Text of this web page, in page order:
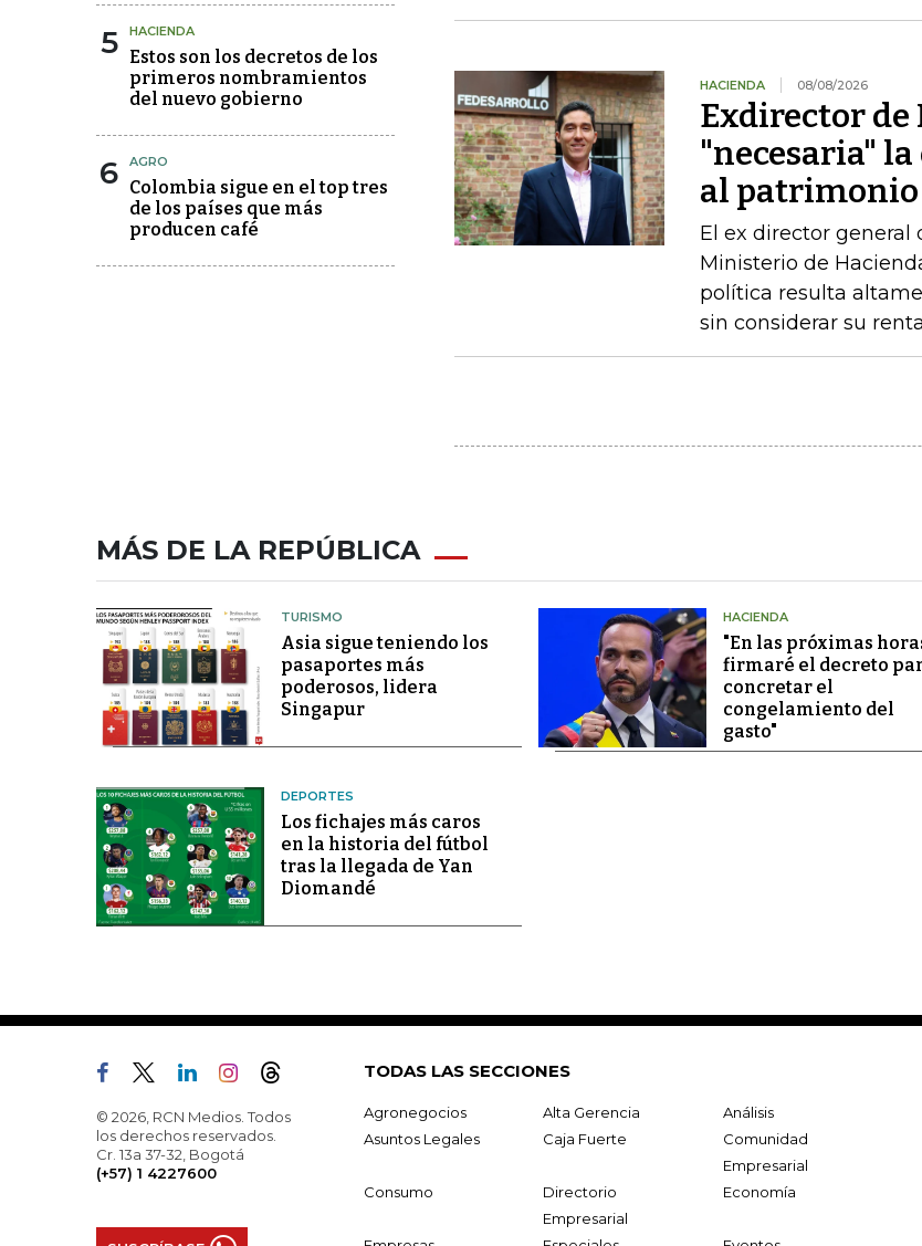
5 HACIENDA
Estos son los decretos de los
primeros nombramientos
del nuevo gobierno
6 AGRO
Colombia sigue en el top tres
de los países que más
producen café
HACIENDA 08/08/2026
Exdirector de
"necesaria"
al patrimonio
El ex director general
Ministerio de
política resulta
sin considerar su
MÁS DE LA REPÚBLICA
TURISMO
Asia sigue teniendo los
pasaportes más
poderosos, lidera
Singapur
HACIENDA
"En las próximas
firmaré el decreto
concretar el
congelamiento del
gasto"
DEPORTES
Los fichajes más caros
en la historia del fútbol
tras la llegada de Yan
Diomandé
© 2026, RCN Medios. Todos
los derechos reservados.
Cr. 13a 37-32, Bogotá
(+57) 1 4227600
TODAS LAS SECCIONES
Agronegocios Alta Gerencia
Análisis
Asuntos Legales
Caja Fuerte
Comunidad
Empresarial
Consumo
Directorio
Empresarial
Economía